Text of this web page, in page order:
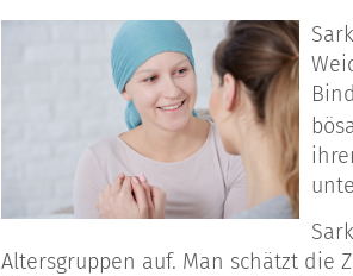
Altersgruppen auf. Man schätzt die